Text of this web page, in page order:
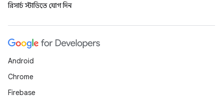
রিসার্চ স্টাডিতে যোগ দিন
Android
Chrome
Firebase